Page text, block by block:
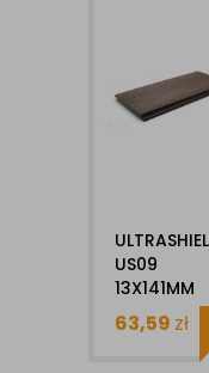
US09
13X141MM
X1MB
63,59 zł